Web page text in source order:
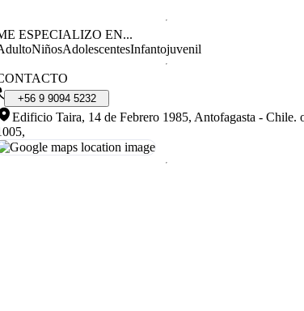
ESPECIALIZO EN...
NiñosAdolescentesInfantojuvenil
+56 9 9094 5232
Edificio Taira, 14 de Febrero 1985, Antofagasta - Chile.